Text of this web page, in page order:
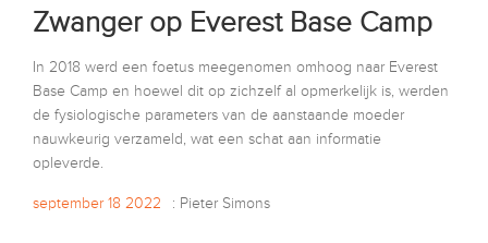
Zwanger op Everest Base Camp
In 2018 werd een foetus meegenomen omhoog naar Everest
Base Camp en hoewel dit op zichzelf al opmerkelijk is, werden
de fysiologische parameters van de aanstaande moeder
nauwkeurig verzameld, wat een schat aan informatie
opleverde.
september 18 2022 : Pieter Simons